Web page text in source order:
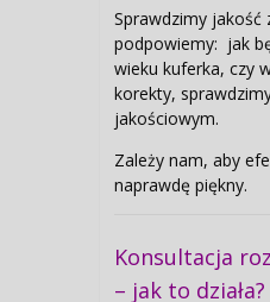
Sprawdzimy jakość
podpowiemy: jak
wieku kuferka, czy
korekty,
jakościowym.
Zależy nam, aby
naprawdę piękny.
Konsultacja
– jak to działa?